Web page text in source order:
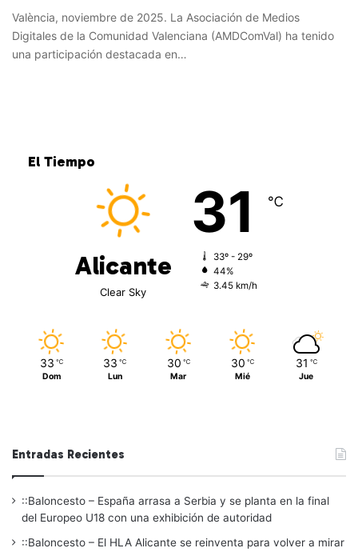
València, noviembre de 2025. La Asociación de Medios
Digitales de la Comunidad Valenciana (AMDComVal) ha tenido
una participación destacada en…
El Tiempo
Alicante
Clear Sky
31 ℃
33º - 29º
44%
3.45 km/h
33 ℃
Dom
33 ℃
Lun
30 ℃
Mar
30 ℃
Mié
31 ℃
Jue
Entradas Recientes
::Baloncesto – España arrasa a Serbia y se planta en la final
del Europeo U18 con una exhibición de autoridad
::Baloncesto – El HLA Alicante se reinventa para volver a mirar